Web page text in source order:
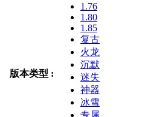
版本类型 :
1.76
1.80
1.85
复古
火龙
沉默
迷失
神器
冰雪
专属